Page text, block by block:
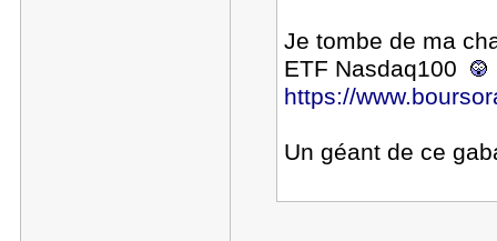
Je tombe de ma
ETF Nasdaq100
https://
Un géant de ce